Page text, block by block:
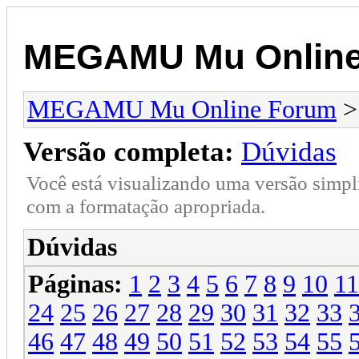
MEGAMU Mu
MEGAMU Mu Online Forum
Versão completa: Dúvidas
Você está visualizando uma versão
com a formatação apropriada.
Dúvidas
Páginas: 1 2 3 4 5 6 7 8 9 10 11
24 25 26 27 28 29 30 31 32 33
46 47 48 49 50 51 52 53 54 55